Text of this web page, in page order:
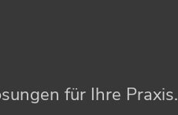
für Ihre Praxis.